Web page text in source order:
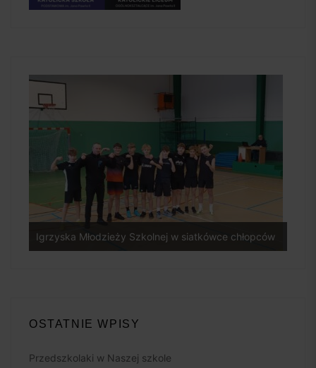
Igrzyska Młodzieży Szkolnej w siatkówce chłopców
OSTATNIE WPISY
Przedszkolaki w Naszej szkole